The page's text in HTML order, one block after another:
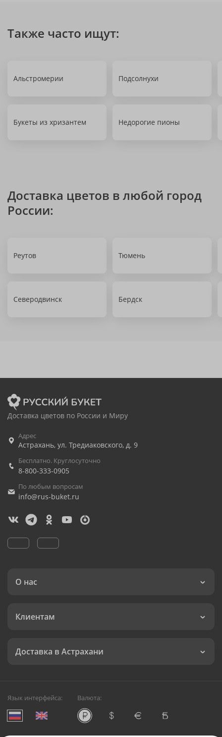
Также часто ищут:
Альстромерии Подсолнухи
Букеты из хризантем Недорогие пионы
Доставка цветов в любой город
России:
Реутов Тюмень
Северодвинск Бердск
Доставка цветов по России и Миру
Адрес
Астрахань, ул. Тредиаковского, д. 9
Бесплатно. Круглосуточно
8-800-333-0905
По любым вопросам
info@rus-buket.ru
О нас
Клиентам
Доставка в Астрахани
Язык интерфейса: Валюта: